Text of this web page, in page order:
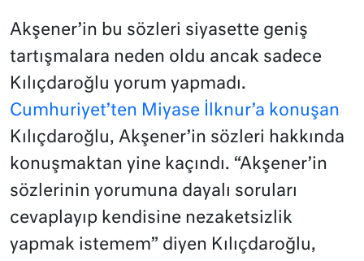
Akşener’in bu sözleri siyasette geniş
tartışmalara neden oldu ancak sadece
Kılıçdaroğlu yorum yapmadı.
Cumhuriyet’ten Miyase İlknur’a konuşan
Kılıçdaroğlu, Akşener’in sözleri hakkında
konuşmaktan yine kaçındı. “Akşener’in
sözlerinin yorumuna dayalı soruları
cevaplayıp kendisine nezaketsizlik
yapmak istemem” diyen Kılıçdaroğlu,